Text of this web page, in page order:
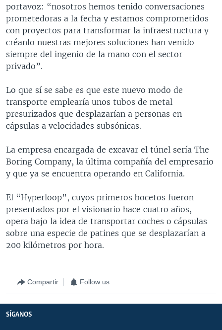
portavoz: “nosotros hemos tenido conversaciones
prometedoras a la fecha y estamos comprometidos
con proyectos para transformar la infraestructura y
créanlo nuestras mejores soluciones han venido
siempre del ingenio de la mano con el sector
privado”.
Lo que sí se sabe es que este nuevo modo de
transporte emplearía unos tubos de metal
presurizados que desplazarían a personas en
cápsulas a velocidades subsónicas.
La empresa encargada de excavar el túnel sería The
Boring Company, la última compañía del empresario
y que ya se encuentra operando en California.
El “Hyperloop”, cuyos primeros bocetos fueron
presentados por el visionario hace cuatro años,
opera bajo la idea de transportar coches o cápsulas
sobre una especie de patines que se desplazarían a
200 kilómetros por hora.
Compartir Follow us
SÍGANOS